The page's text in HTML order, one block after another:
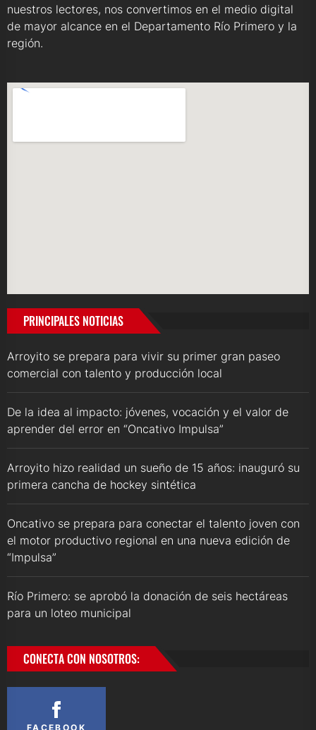
nuestros lectores, nos convertimos en el medio digital
de mayor alcance en el Departamento Río Primero y la
región.
PRINCIPALES NOTICIAS
Arroyito se prepara para vivir su primer gran paseo
comercial con talento y producción local
De la idea al impacto: jóvenes, vocación y el valor de
aprender del error en “Oncativo Impulsa”
Arroyito hizo realidad un sueño de 15 años: inauguró su
primera cancha de hockey sintética
Oncativo se prepara para conectar el talento joven con
el motor productivo regional en una nueva edición de
“Impulsa”
Río Primero: se aprobó la donación de seis hectáreas
para un loteo municipal
CONECTA CON NOSOTROS:
FACEBOOK